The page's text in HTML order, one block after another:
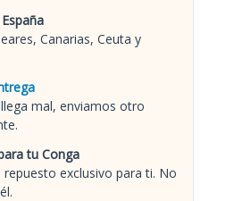
Canarias, Ceuta y
mal, enviamos otro
tu Conga
exclusivo para ti. No